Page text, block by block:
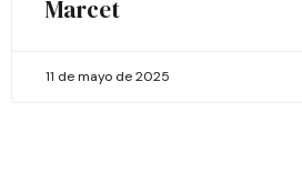
Marcet
11 de mayo de 2025